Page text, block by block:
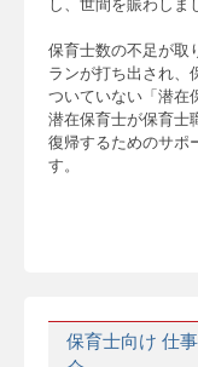
保育士数の不足が取
ランが打ち出され、
ついていない「潜在
潜在保育士が保育士
復帰するためのサポ
す。
保育士向け 仕